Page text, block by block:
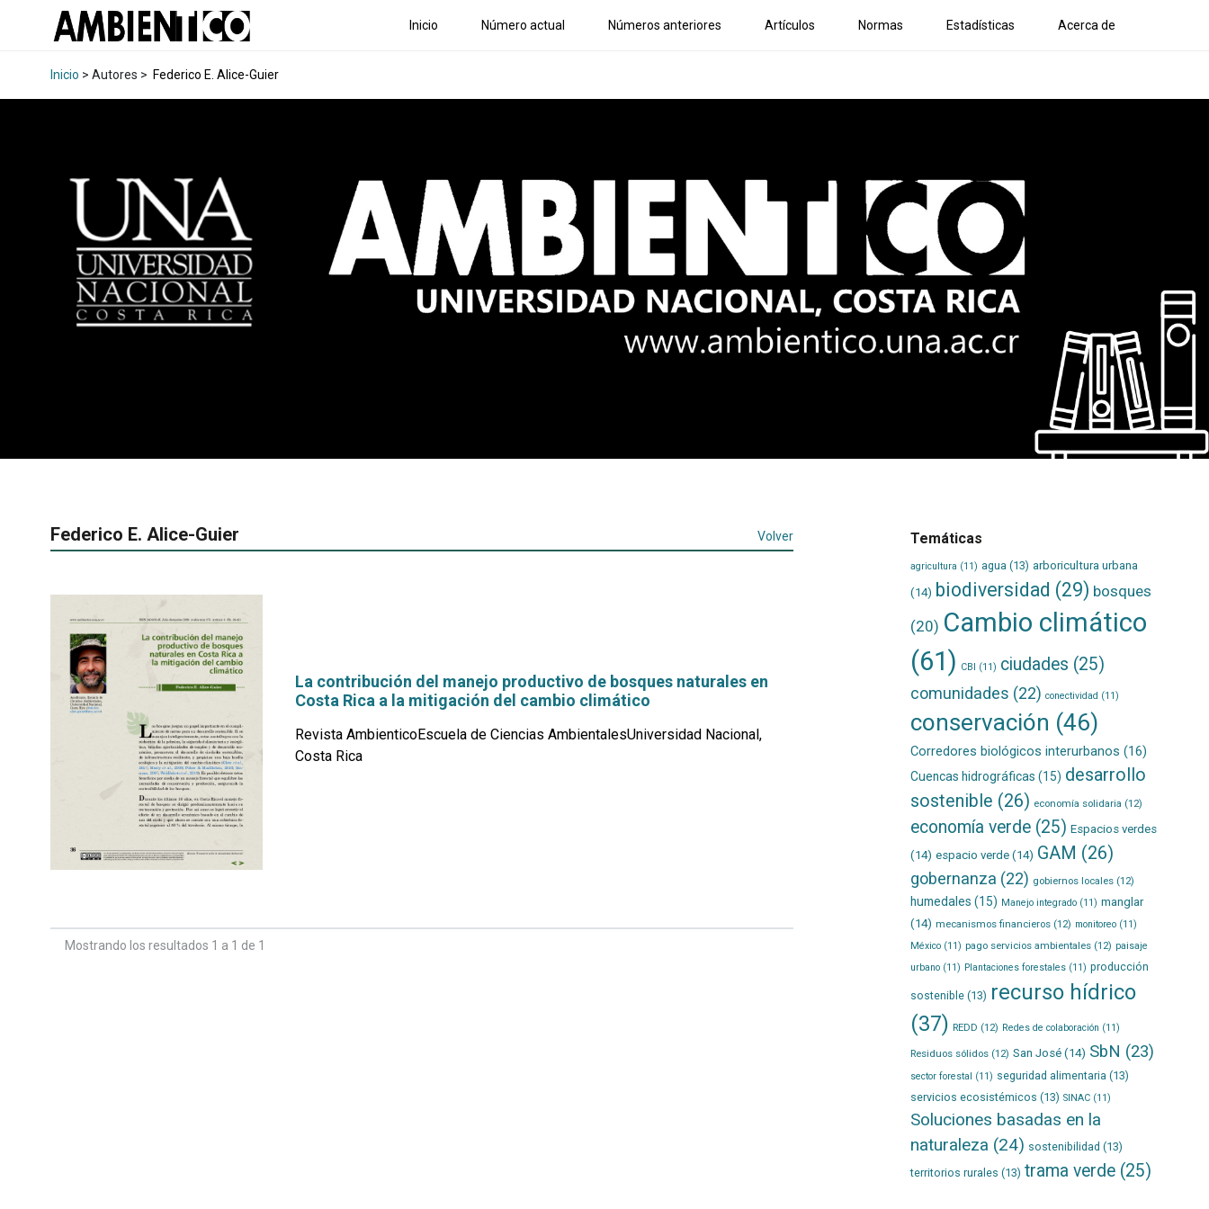
Inicio Número actual Números anteriores Artículos Normas Estadísticas Acerca de
Inicio > Autores > Federico E. Alice-Guier
Federico E. Alice-Guier Volver
La contribución del manejo productivo de bosques naturales en
Costa Rica a la mitigación del cambio climático
Revista AmbienticoEscuela de Ciencias AmbientalesUniversidad Nacional,
Costa Rica
Mostrando los resultados 1 a 1 de 1
Temáticas
agricultura (11) agua (13) arboricultura urbana
(14) biodiversidad (29) bosques
(20) Cambio climático
(61) CBI (11) ciudades (25)
comunidades (22) conectividad (11)
conservación (46)
Corredores biológicos interurbanos (16)
Cuencas hidrográficas (15) desarrollo
sostenible (26) economía solidaria (12)
economía verde(25) Espacios verdes
(14) espacio verde(14) GAM (26)
gobernanza (22) gobiernos locales(12)
humedales (15) Manejo integrado(11) manglar
(14) mecanismos financieros(12) monitoreo(11)
México(11) pago servicios ambientales(12) paisaje
urbano(11) Plantaciones forestales(11) producción
sostenible(13) recurso hídrico
(37) REDD (12) Redes de colaboración (11)
Residuos sólidos(12) San José(14) SbN (23)
sector forestal (11) seguridad alimentaria (13)
servicios ecosistémicos (13) SINAC(11)
Soluciones basadas en la
naturaleza (24) sostenibilidad (13)
territorios rurales (13) trama verde(25)